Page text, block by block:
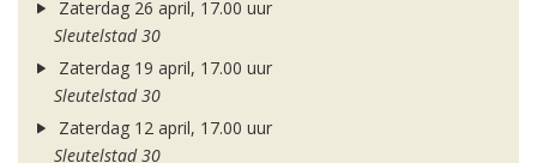
Zaterdag 26 april, 17.00 uur
Sleutelstad 30
Zaterdag 19 april, 17.00 uur
Sleutelstad 30
Zaterdag 12 april, 17.00 uur
Sleutelstad 30